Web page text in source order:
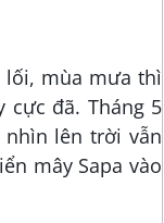
lối, mùa mưa thì
cực đã. Tháng 5
lên trời vẫn
mây Sapa vào